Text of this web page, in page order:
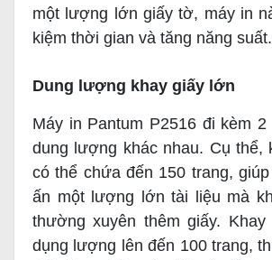
một lượng lớn giấy tờ, máy in
kiệm thời gian và tăng năng suất.
Dung lượng khay giấy lớn
Máy in Pantum P2516 đi kèm
dung lượng khác nhau. Cụ thể,
có thể chứa đến 150 trang,
ấn một lượng lớn tài liệu mà
thường xuyên thêm giấy.
dụng lượng lên đến 100 trang,